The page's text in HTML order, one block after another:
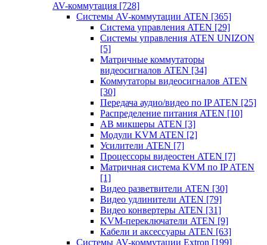
AV-коммутация [728]
Системы AV-коммутации ATEN [365]
Система управления ATEN [29]
Системы управления ATEN UNIZON
[5]
Матричные коммутаторы
видеосигналов ATEN [34]
Коммутаторы видеосигналов ATEN
[30]
Передача аудио/видео по IP ATEN [25]
Распределение питания ATEN [10]
АВ микшеры ATEN [3]
Модули KVM ATEN [2]
Усилители ATEN [7]
Процессоры видеостен ATEN [7]
Матричная система KVM по IP ATEN
[1]
Видео разветвители ATEN [30]
Видео удлинители ATEN [79]
Видео конвертеры ATEN [31]
KVM-переключатели ATEN [9]
Кабели и аксессуары ATEN [63]
Системы AV-коммутации Extron [199]